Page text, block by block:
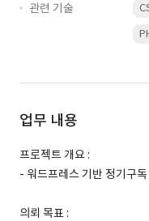
관련 기술
업무 내용
프로젝트 개요 :
- 워드프레스 기반 정기구
의뢰 목표 :